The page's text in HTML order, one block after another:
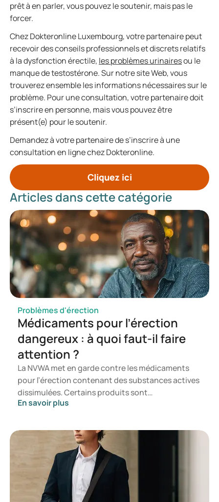
prêt à en parler, vous pouvez le soutenir, mais pas le
forcer.
Chez Dokteronline Luxembourg, votre partenaire peut
recevoir des conseils professionnels et discrets relatifs
à la dysfonction érectile, les problèmes urinairesou le
manque de testostérone. Sur notre site Web, vous
trouverez ensemble les informations nécessaires sur le
problème. Pour une consultation, votre partenaire doit
s’inscrire en personne, mais vous pouvez être
présent(e) pour le soutenir.
Demandez à votre partenaire de s’inscrire à une
consultation en ligne chez Dokteronline.
Cliquez ici
Articles dans cette catégorie
Problèmes d'érection
Médicaments pour l’érection
dangereux : à quoi faut-il faire
attention ?
La NVWA met en garde contre les médicaments
pour l’érection contenant des substances actives
dissimulées. Certains produits sont
commercialisés en ligne comme des
alternatives naturelles, mais contiennent des
substances non mentionnées sur l’étiquette. Les
personnes souhaitant traiter des problèmes
d’érection devraient privilégier une approche
médicalement encadrée.
En savoir plus